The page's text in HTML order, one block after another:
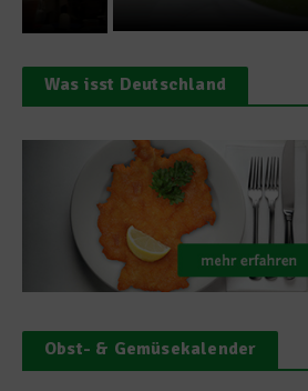
Was isst Deutschland
Obst- & Gemüsekalender